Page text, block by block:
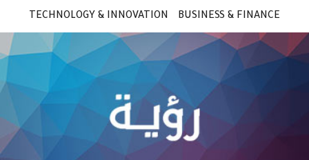
TECHNOLOGY & INNOVATION BUSINESS & FINANCE